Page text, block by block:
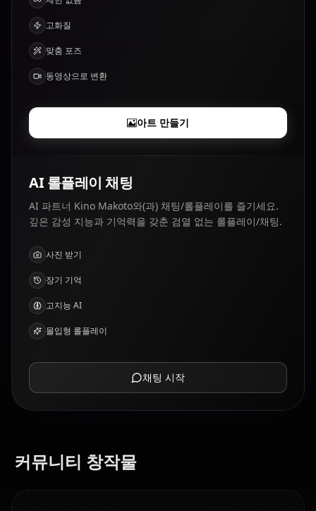
고화질
맞춤 포즈
동영상으로 변환
아트 만들기
AI 롤플레이 채팅
AI 파트너 Kino Makoto와(과) 채팅/롤플레이를 즐기세요.
깊은 감성 지능과 기억력을 갖춘 검열 없는 롤플레이/채팅.
사진 받기
장기 기억
고지능 AI
몰입형 롤플레이
채팅 시작
커뮤니티 창작물